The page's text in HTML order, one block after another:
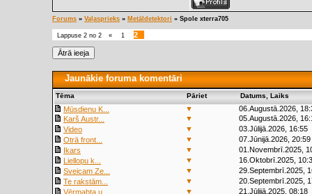
Forums » Vaļasprieks » Metāldetektori » Spole xterra705
Lappuse 2 no 2 « 1 2
Jaunākie foruma komentāri
Tēma Pāriet Datums, Laiks
Mūsdienu K... ▼
06.Augustā.2026,
Karš Austr...
▼
05.Augustā.2026,
Video
▼
03.Jūlijā.2026, 16:55
Otrā front...
▼
07.Jūnijā.2026, 20:59
Ikars
▼
01.Novembrī.2025,
Liellopu k...
▼
16.Oktobrī.2025,
Sveicam Ze...
▼
29.Septembrī.2025,
Te rakstām...
▼
20.Septembrī.2025,
Vērmahta u...
▼ 21.Jūlijā.2025, 08:18